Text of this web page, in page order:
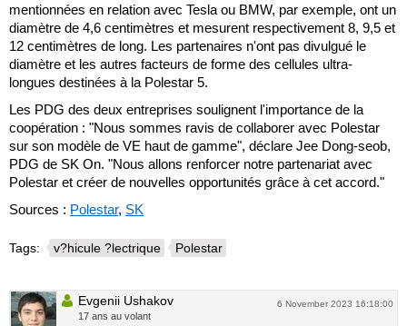
mentionnées en relation avec Tesla ou BMW, par exemple, ont un
diamètre de 4,6 centimètres et mesurent respectivement 8, 9,5 et
12 centimètres de long. Les partenaires n'ont pas divulgué le
diamètre et les autres facteurs de forme des cellules ultra-
longues destinées à la Polestar 5.
Les PDG des deux entreprises soulignent l'importance de la
coopération : "Nous sommes ravis de collaborer avec Polestar
sur son modèle de VE haut de gamme", déclare Jee Dong-seob,
PDG de SK On. "Nous allons renforcer notre partenariat avec
Polestar et créer de nouvelles opportunités grâce à cet accord."
Sources : Polestar, SK
Tags: v?hicule ?lectrique Polestar
6 November 2023 16:18:00
Evgenii Ushakov
17 ans au volant